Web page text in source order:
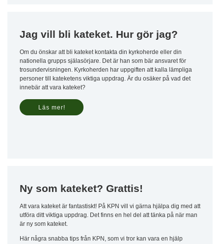
Jag vill bli kateket. Hur gör jag?
Om du önskar att bli kateket kontakta din kyrkoherde eller din
nationella grupps själasörjare. Det är han som bär ansvaret för
trosundervisningen. Kyrkoherden har uppgiften att kalla lämpliga
personer till kateketens viktiga uppdrag. Är du osäker på vad det
innebär att vara kateket?
Läs mer!
Ny som kateket? Grattis!
Att vara kateket är fantastiskt! På KPN vill vi gärna hjälpa dig med att
utföra ditt viktiga uppdrag. Det finns en hel del att tänka på när man
är ny som kateket.
Här några snabba tips från KPN, som vi tror kan vara en hjälp